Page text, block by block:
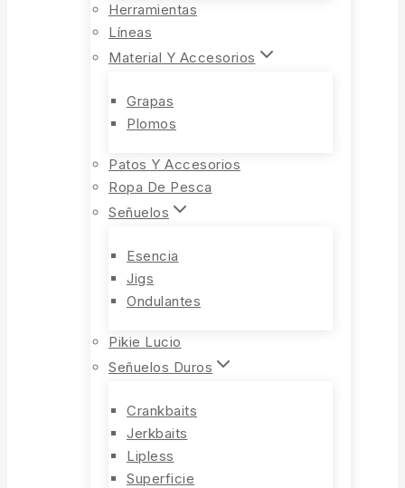
Herramientas
Líneas
Material Y Accesorios
Grapas
Plomos
Patos Y Accesorios
Ropa De Pesca
Señuelos
Esencia
Jigs
Ondulantes
Pikie Lucio
Señuelos Duros
Crankbaits
Jerkbaits
Lipless
Superficie